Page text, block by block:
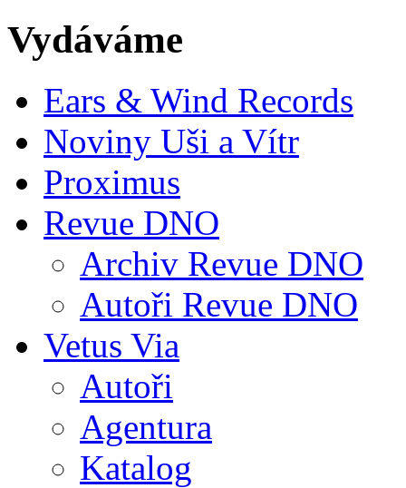
Vydáváme
Ears & Wind Records
Noviny Uši a Vítr
Proximus
Revue DNO
Archiv Revue DNO
Autoři Revue DNO
Vetus Via
Autoři
Agentura
Katalog